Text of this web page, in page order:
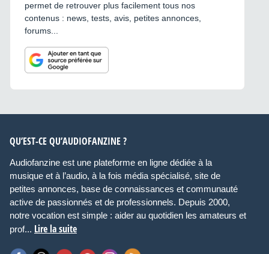
permet de retrouver plus facilement tous nos
contenus : news, tests, avis, petites annonces,
forums...
QU’EST-CE QU’AUDIOFANZINE ?
Audiofanzine est une plateforme en ligne dédiée à la
musique et à l’audio, à la fois média spécialisé, site de
petites annonces, base de connaissances et communauté
active de passionnés et de professionnels. Depuis 2000,
notre vocation est simple : aider au quotidien les amateurs et
prof... Lire la suite